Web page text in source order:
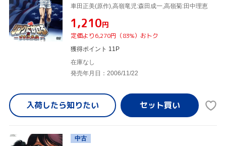
車田正美(原作),高嶺竜児:森田成一,高嶺菊:田中理恵
¥1,210円
定価より6,270円（83%）おトク
獲得ポイント 11P
在庫なし
発売年月日：2006/11/22
入荷したら知りたい
中古